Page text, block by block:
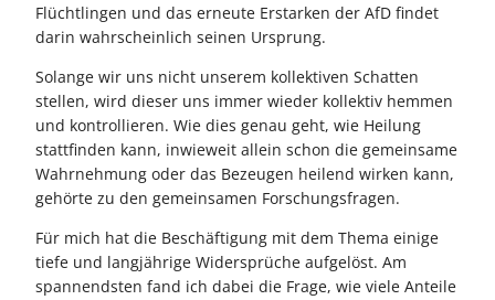
Flüchtlingen und das erneute Erstarken der AfD findet
darin wahrscheinlich seinen Ursprung.
Solange wir uns nicht unserem kollektiven Schatten
stellen, wird dieser uns immer wieder kollektiv hemmen
und kontrollieren. Wie dies genau geht, wie Heilung
stattfinden kann, inwieweit allein schon die gemeinsame
Wahrnehmung oder das Bezeugen heilend wirken kann,
gehörte zu den gemeinsamen Forschungsfragen.
Für mich hat die Beschäftigung mit dem Thema einige
tiefe und langjährige Widersprüche aufgelöst. Am
spannendsten fand ich dabei die Frage, wie viele Anteile